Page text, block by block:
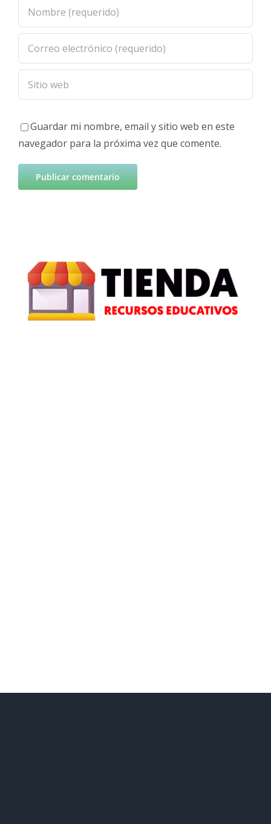
Guardar mi nombre, email y sitio web en este
navegador para la próxima vez que comente.